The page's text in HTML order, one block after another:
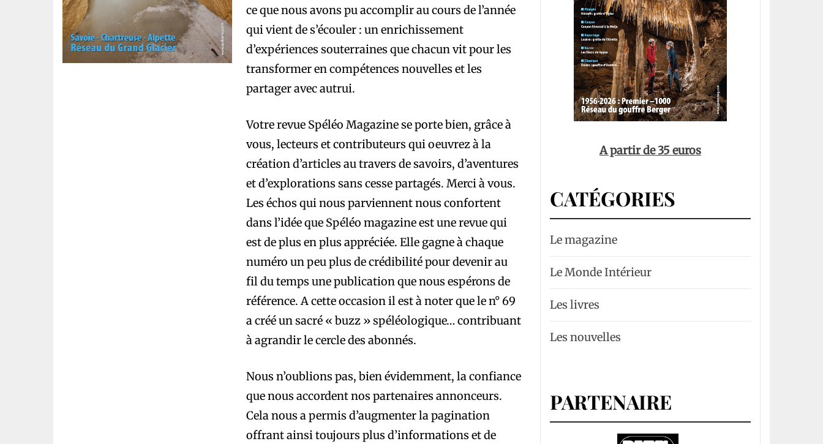
ce que nous avons pu accomplir au cours de l’année
qui vient de s’écouler : un enrichissement
d’expériences souterraines que chacun vit pour les
transformer en compétences nouvelles et les
partager avec autrui.
Votre revue Spéléo Magazine se porte bien, grâce à
vous, lecteurs et contributeurs qui oeuvrez à la
création d’articles au travers de savoirs, d’aventures
et d’explorations sans cesse partagés. Merci à vous.
Les échos qui nous parviennent nous confortent
dans l’idée que Spéléo magazine est une revue qui
est de plus en plus appréciée. Elle gagne à chaque
numéro un peu plus de crédibilité pour devenir au
fil du temps une publication que nous espérons de
référence. A cette occasion il est à noter que le n° 69
a créé un sacré « buzz » spéléologique… contribuant
à agrandir le cercle des abonnés.
Nous n’oublions pas, bien évidemment, la confiance
que nous accordent nos partenaires annonceurs.
Cela nous a permis d’augmenter la pagination
offrant ainsi toujours plus d’informations et de
A partir de 35 euros
CATÉGORIES
Le magazine
Le Monde Intérieur
Les livres
Les nouvelles
PARTENAIRE